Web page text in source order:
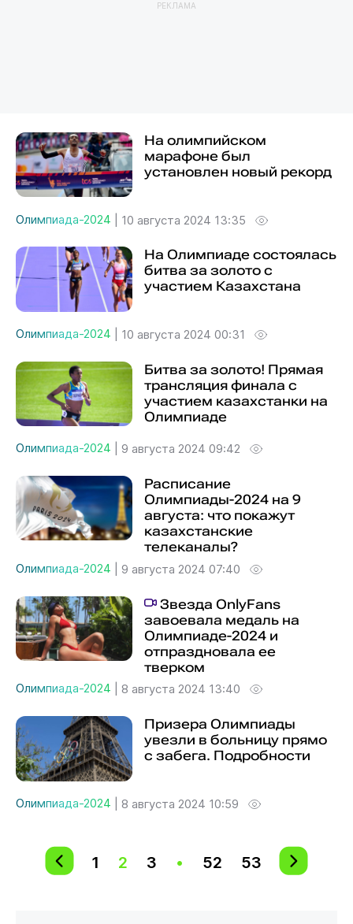
РЕКЛАМА
На олимпийском
марафоне был
установлен новый рекорд
Олимпиада-2024 10 августа 2024 13:35
На Олимпиаде состоялась
битва за золото с
участием Казахстана
Олимпиада-2024 10 августа 2024 00:31
Битва за золото! Прямая
трансляция финала с
участием казахстанки на
Олимпиаде
Олимпиада-2024 9 августа 2024 09:42
Расписание
Олимпиады-2024 на 9
августа: что покажут
казахстанские
телеканалы?
Олимпиада-2024 9 августа 2024 07:40
Звезда OnlyFans
завоевала медаль на
Олимпиаде-2024 и
отпраздновала ее
тверком
Олимпиада-2024 8 августа 2024 13:40
Призера Олимпиады
увезли в больницу прямо
с забега. Подробности
Олимпиада-2024 8 августа 2024 10:59
1 2 3 • 52 53